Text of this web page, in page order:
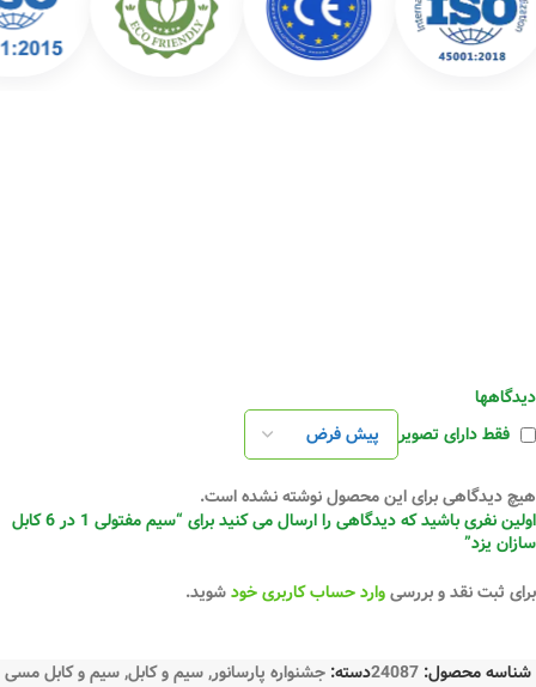
دیدگاهها
فقط دارای تصویر
هیچ دیدگاهی برای این محصول نوشته نشده است.
اولین نفری باشید که دیدگاهی را ارسال می کنید برای “سیم مفتولی 1 در 6 کابل
سازان یزد”
برای ثبت نقد و بررسیوارد حساب کاربری خودشوید.
شناسه محصول: 24087دسته: جشنواره پارسانور,سیم و کابل,سیم و کابل مسی